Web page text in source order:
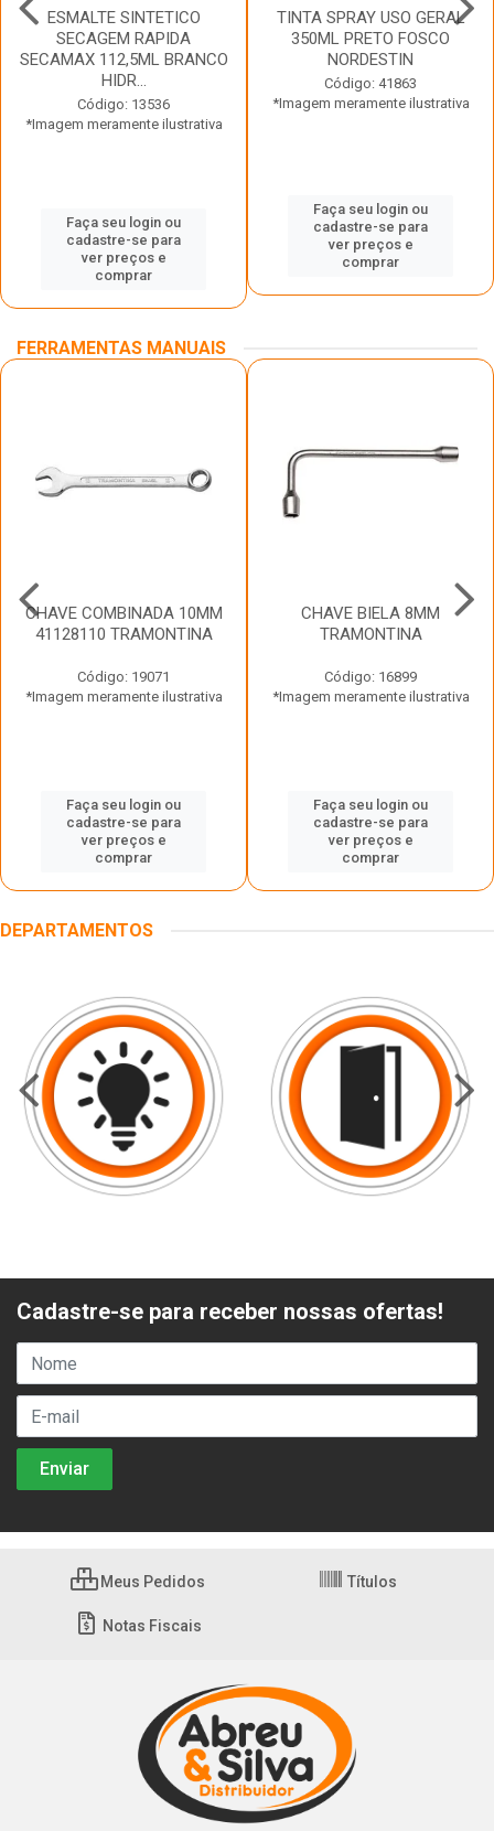
ESMALTE SINTETICO
SECAGEM RAPIDA
SECAMAX 112,5ML BRANCO
HIDR...
Código: 13536
*Imagem meramente ilustrativa
Faça seu login ou
cadastre-se para
ver preços e
comprar
TINTA SPRAY USO GERAL
350ML PRETO FOSCO
NORDESTIN
Código: 41863
*Imagem meramente ilustrativa
Faça seu login ou
cadastre-se para
ver preços e
comprar
FERRAMENTAS MANUAIS
CHAVE COMBINADA 10MM
41128110 TRAMONTINA
Código: 19071
*Imagem meramente ilustrativa
Faça seu login ou
cadastre-se para
ver preços e
comprar
CHAVE BIELA 8MM
TRAMONTINA
Código: 16899
*Imagem meramente ilustrativa
Faça seu login ou
cadastre-se para
ver preços e
comprar
DEPARTAMENTOS
Cadastre-se para receber nossas ofertas!
Meus Pedidos Títulos
Notas Fiscais